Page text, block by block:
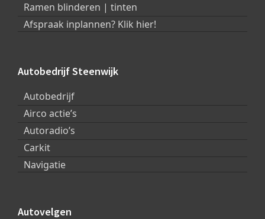
Ramen blinderen | tinten
Afspraak inplannen? Klik hier!
Autobedrijf Steenwijk
Autobedrijf
Airco actie’s
Autoradio’s
Carkit
Navigatie
Autovelgen